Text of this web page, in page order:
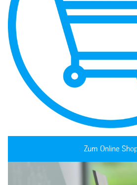
Zum Online